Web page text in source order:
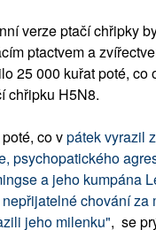
verze ptačí chřipky
ptactvem a
25 000 kuřat poté, co
chřipku H5N8.
co vpátek vyrazil
psychopatického
a jeho kumpána
chování za
jeho milenku", se